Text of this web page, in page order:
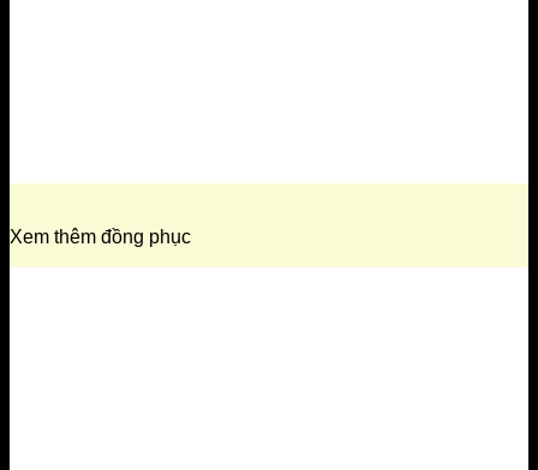
Xem thêm đồng phục